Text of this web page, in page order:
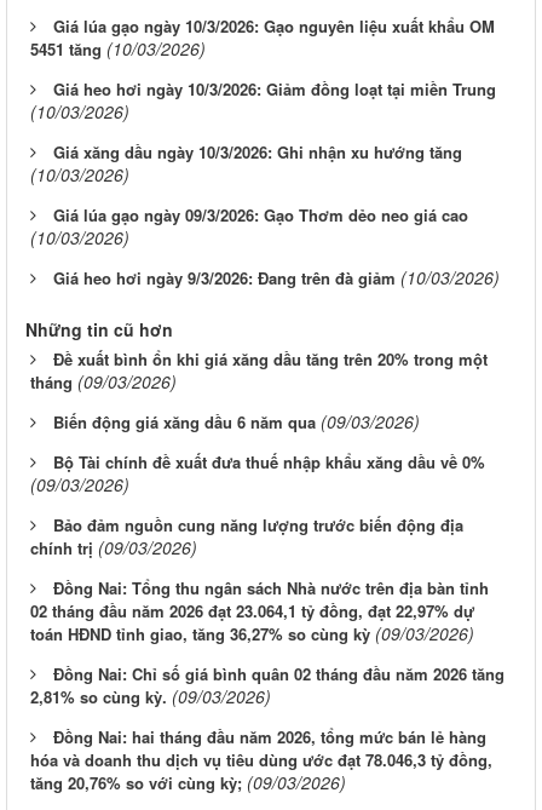
Giá lúa gạo ngày 10/3/2026: Gạo nguyên liệu xuất khẩu OM
5451 tăng (10/03/2026)
Giá heo hơi ngày 10/3/2026: Giảm đồng loạt tại miền Trung
(10/03/2026)
Giá xăng dầu ngày 10/3/2026: Ghi nhận xu hướng tăng
(10/03/2026)
Giá lúa gạo ngày 09/3/2026: Gạo Thơm dẻo neo giá cao
(10/03/2026)
Giá heo hơi ngày 9/3/2026: Đang trên đà giảm (10/03/2026)
Những tin cũ hơn
Đề xuất bình ổn khi giá xăng dầu tăng trên 20% trong một
tháng (09/03/2026)
Biến động giá xăng dầu 6 năm qua (09/03/2026)
Bộ Tài chính đề xuất đưa thuế nhập khẩu xăng dầu về 0%
(09/03/2026)
Bảo đảm nguồn cung năng lượng trước biến động địa
chính trị (09/03/2026)
Đồng Nai: Tổng thu ngân sách Nhà nước trên địa bàn tỉnh
02 tháng đầu năm 2026 đạt 23.064,1 tỷ đồng, đạt 22,97% dự
toán HĐND tỉnh giao, tăng 36,27% so cùng kỳ (09/03/2026)
Đồng Nai: Chỉ số giá bình quân 02 tháng đầu năm 2026 tăng
2,81% so cùng kỳ. (09/03/2026)
Đồng Nai: hai tháng đầu năm 2026, tổng mức bán lẻ hàng
hóa và doanh thu dịch vụ tiêu dùng ước đạt 78.046,3 tỷ đồng,
tăng 20,76% so với cùng kỳ; (09/03/2026)